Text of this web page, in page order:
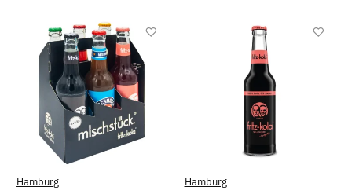
Hamburg
Hamburg